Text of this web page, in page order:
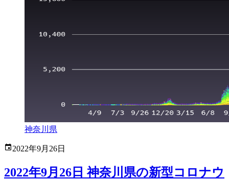
神奈川県
2022年9月26日
2022年9月26日 神奈川県の新型コロナウ